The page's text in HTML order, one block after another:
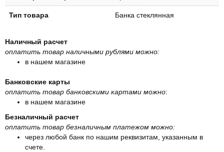
Тип товара Банка стеклянная
Наличный расчет
оплатить товар наличными рублями можно:
в нашем магазине
Банковские карты
оплатить товар банковскими картами можно:
в нашем магазине
Безналичный расчет
оплатить товар безналичным платежом можно:
через любой банк по нашим реквизитам, указанным в
счете.